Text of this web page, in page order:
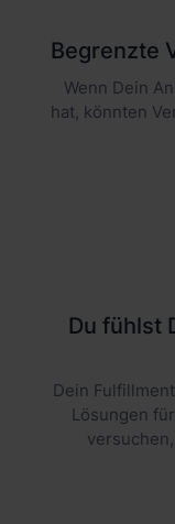
Begrenzte
Wenn Dein
hat, könnten
Du fühlst
Dein
Lösungen